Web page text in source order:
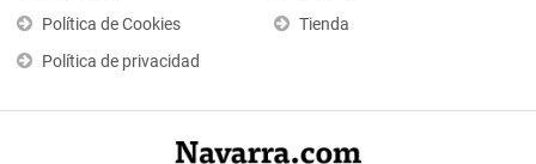
Política de Cookies
Política de privacidad
Tienda